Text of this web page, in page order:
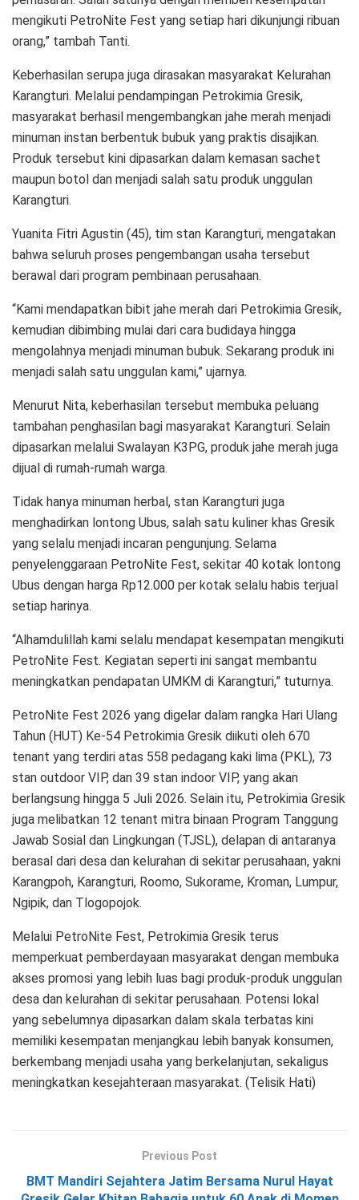
mengikuti PetroNite Fest yang setiap hari dikunjungi ribuan
orang,” tambah Tanti.
Keberhasilan serupa juga dirasakan masyarakat Kelurahan
Karangturi. Melalui pendampingan Petrokimia Gresik,
masyarakat berhasil mengembangkan jahe merah menjadi
minuman instan berbentuk bubuk yang praktis disajikan.
Produk tersebut kini dipasarkan dalam kemasan sachet
maupun botol dan menjadi salah satu produk unggulan
Karangturi.
Yuanita Fitri Agustin (45), tim stan Karangturi, mengatakan
bahwa seluruh proses pengembangan usaha tersebut
berawal dari program pembinaan perusahaan.
“Kami mendapatkan bibit jahe merah dari Petrokimia Gresik,
kemudian dibimbing mulai dari cara budidaya hingga
mengolahnya menjadi minuman bubuk. Sekarang produk ini
menjadi salah satu unggulan kami,” ujarnya.
Menurut Nita, keberhasilan tersebut membuka peluang
tambahan penghasilan bagi masyarakat Karangturi. Selain
dipasarkan melalui Swalayan K3PG, produk jahe merah juga
dijual di rumah-rumah warga.
Tidak hanya minuman herbal, stan Karangturi juga
menghadirkan lontong Ubus, salah satu kuliner khas Gresik
yang selalu menjadi incaran pengunjung. Selama
penyelenggaraan PetroNite Fest, sekitar 40 kotak lontong
Ubus dengan harga Rp12.000 per kotak selalu habis terjual
setiap harinya.
“Alhamdulillah kami selalu mendapat kesempatan mengikuti
PetroNite Fest. Kegiatan seperti ini sangat membantu
meningkatkan pendapatan UMKM di Karangturi,” tuturnya.
PetroNite Fest 2026 yang digelar dalam rangka Hari Ulang
Tahun (HUT) Ke-54 Petrokimia Gresik diikuti oleh 670
tenant yang terdiri atas 558 pedagang kaki lima (PKL), 73
stan outdoor VIP, dan 39 stan indoor VIP, yang akan
berlangsung hingga 5 Juli 2026. Selain itu, Petrokimia Gresik
juga melibatkan 12 tenant mitra binaan Program Tanggung
Jawab Sosial dan Lingkungan (TJSL), delapan di antaranya
berasal dari desa dan kelurahan di sekitar perusahaan, yakni
Karangpoh, Karangturi, Roomo, Sukorame, Kroman, Lumpur,
Ngipik, dan Tlogopojok.
Melalui PetroNite Fest, Petrokimia Gresik terus
memperkuat pemberdayaan masyarakat dengan membuka
akses promosi yang lebih luas bagi produk-produk unggulan
desa dan kelurahan di sekitar perusahaan. Potensi lokal
yang sebelumnya dipasarkan dalam skala terbatas kini
memiliki kesempatan menjangkau lebih banyak konsumen,
berkembang menjadi usaha yang berkelanjutan, sekaligus
meningkatkan kesejahteraan masyarakat. (Telisik Hati)
Previous Post
BMT Mandiri Sejahtera Jatim Bersama Nurul Hayat